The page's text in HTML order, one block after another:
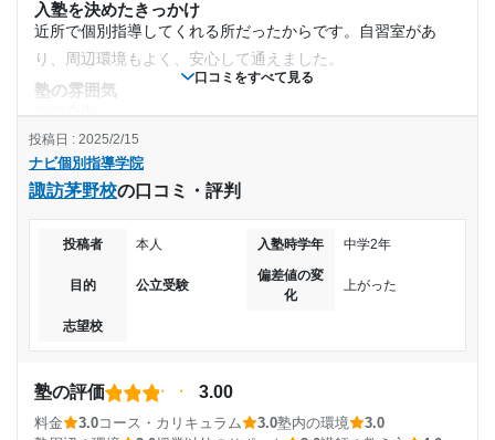
口コミをすべて見る
入塾を決めたきっかけ
近所で個別指導してくれる所だったからです。自習室があ
り、周辺環境もよく、安心して通えました。
塾の雰囲気
料金
個別指導塾としては普通だと思います。特に高くも安くもな
いかと思います。週に一回で先生1人に生徒2人だと一番安い
コース・カリキュラム
ちょうどいいペースで勉強をできます。 担当の先生は数人い
て、どなたになるかはその時々で違いました。
講師の教え方
国立大学生の教員志望の先生でした。
塾内の環境
綺麗で自習室もあって勉強に集中できる校舎です。明るく雰
ナビ個別指導学院
諏訪茅野校の口コミ・評判
投稿日 : 2025/2/15
投稿者 本人 入塾時学年 中学2年
目的 公立受験
偏差値の変
化
上がった
志望校
塾の評価 3.00
料金 3.0コース・カリキュラム 3.0塾内の環境
3.0